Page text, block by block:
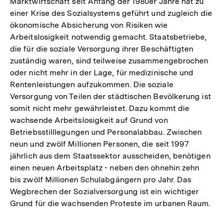
einer Krise des Sozialsystems geführt und zugleich die
ökonomische Absicherung von Risiken wie
Arbeitslosigkeit notwendig gemacht. Staatsbetriebe,
die für die soziale Versorgung ihrer Beschäftigten
zuständig waren, sind teilweise zusammengebrochen
oder nicht mehr in der Lage, für medizinische und
Rentenleistungen aufzukommen. Die soziale
Versorgung von Teilen der städtischen Bevölkerung ist
somit nicht mehr gewährleistet. Dazu kommt die
wachsende Arbeitslosigkeit auf Grund von
Betriebsstilllegungen und Personalabbau. Zwischen
neun und zwölf Millionen Personen, die seit 1997
jährlich aus dem Staatssektor ausscheiden, benötigen
einen neuen Arbeitsplatz - neben den ohnehin zehn
bis zwölf Millionen Schulabgängern pro Jahr. Das
Wegbrechen der Sozialversorgung ist ein wichtiger
Grund für die wachsenden Proteste im urbanen Raum.